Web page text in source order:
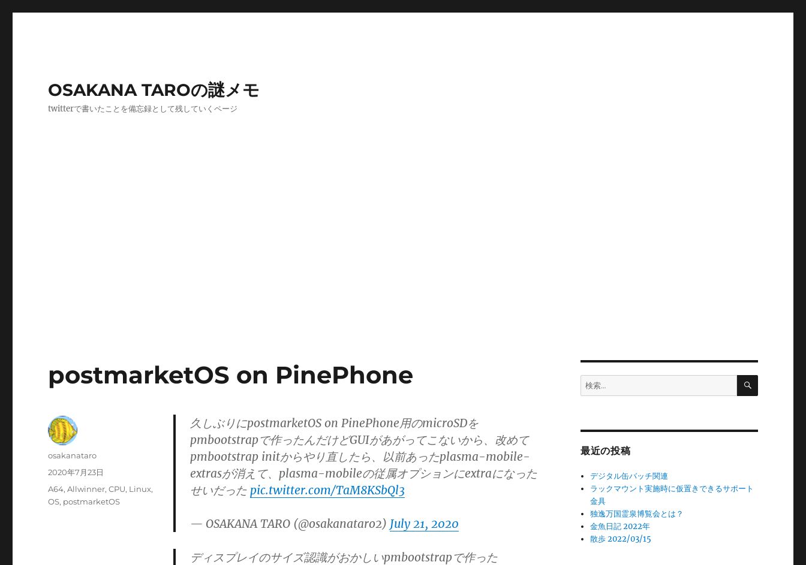
OSAKANA TAROの謎メモ
twitterで書いたことを備忘録として残していくページ
postmarketOS on PinePhone
久しぶりにpostmarketOS on PinePhone用のmicroSDを
pmbootstrapで作ったんだけどGUIがあがってこないから、改めて
pmbootstrap initからやり直したら、以前あったplasma-mobile-
extrasが消えて、plasma-mobileの従属オプションにextraになった
せいだった pic.twitter.com/TaM8KSbQl3
— OSAKANA TARO (@osakanataro2) July 21, 2020
ディスプレイのサイズ認識がおかしいpmbootstrapで作った
投
osakanataro
投
2020年7月23日
カ
テ
A64,Allwinner,CPU, Linux,
OS, postmarketOS
検
索:
検
最近の投稿
デジタル缶バッチ関連
ラックマウント実施時に仮置きできるサポート
金具
独逸万国霊泉博覧会とは？
金魚日記 2022年
散歩 2022/03/15